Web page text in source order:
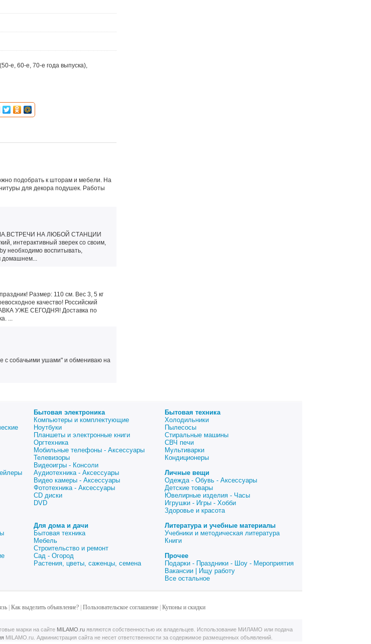
е, 60-е, 70-е года выпуска),
подобрать к шторам и мебели. На
для декора подушек. Работы
США.ВСТРЕЧИ НА ЛЮБОЙ СТАНЦИИ
интерактивный зверек со своим,
необходимо воспитывать,
домашнем...
Размер: 110 см. Вес 3, 5 кг
качество! Российский
УЖЕ СЕГОДНЯ! Доставка по
...
с собачьими ушами" и обмениваю на
Бытовая электроника
Компьютеры и комплектующие
Ноутбуки
Планшеты и электронные книги
Оргтехника
Мобильные телефоны - Аксессуары
Телевизоры
Видеоигры - Консоли
Аудиотехника - Аксессуары
Видео камеры - Аксессуары
Фототехника - Аксессуары
CD диски
DVD
Бытовая техника
Холодильники
Пылесосы
Стиральные машины
СВЧ печи
Мультиварки
Кондиционеры
Личные вещи
Одежда - Обувь - Аксессуары
Детские товары
Ювелирные изделия - Часы
Игрушки - Игры - Хобби
Здоровье и красота
Для дома и дачи
Бытовая техника
Мебель
Строительство и ремонт
Сад - Огород
Растения, цветы, саженцы, семена
Литература и учебные материалы
Учебники и методическая литература
Книги
Прочее
Подарки - Праздники - Шоу - Мероприятия
Вакансии | Ищу работу
Все остальное
| Как выделить объявление?| Пользовательское соглашение| Купоны и скидки
марки на сайте MILAMO.ru являются собственностью их владельцев. Использование МИЛАМО или подача
MILAMO.ru. Администрация сайта не несет ответственности за содержимое размещенных объявлений.